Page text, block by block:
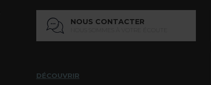
NOUS CONTACTER
DÉCOUVRIR